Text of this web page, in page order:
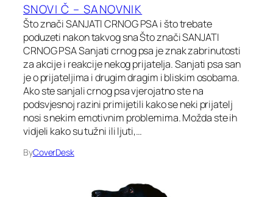
SNOVI Č – SANOVNIK
Što znači SANJATI CRNOG PSA i što trebate
poduzeti nakon takvog sna Što znači SANJATI
CRNOG PSA Sanjati crnog psa je znak zabrinutosti
za akcije i reakcije nekog prijatelja. Sanjati psa san
je o prijateljima i drugim dragim i bliskim osobama.
Ako ste sanjali crnog psa vjerojatno ste na
podsvjesnoj razini primijetili kako se neki prijatelj
nosi s nekim emotivnim problemima. Možda ste ih
vidjeli kako su tužni ili ljuti,…
ByCoverDesk